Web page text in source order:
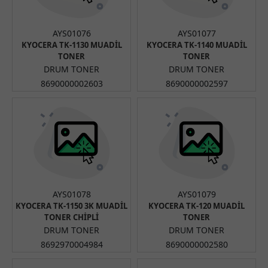
AYS01076
KYOCERA TK-1130 MUADİL
TONER
DRUM TONER
8690000002603
AYS01077
KYOCERA TK-1140 MUADİL
TONER
DRUM TONER
8690000002597
AYS01078
KYOCERA TK-1150 3K MUADİL
TONER CHİPLİ
DRUM TONER
8692970004984
AYS01079
KYOCERA TK-120 MUADİL
TONER
DRUM TONER
8690000002580